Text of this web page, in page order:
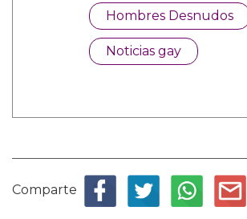
Hombres Desnudos
Noticias gay
Comparte